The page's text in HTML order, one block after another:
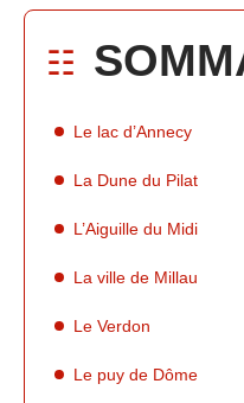
Le lac d’Annecy
La Dune du Pilat
L’Aiguille du Midi
La ville de Millau
Le Verdon
Le puy de Dôme